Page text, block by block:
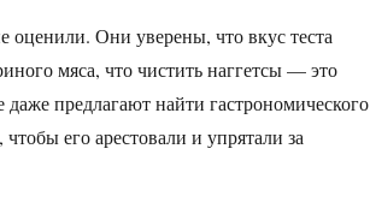
оценили. Они уверены, что вкус теста
мяса, что чистить наггетсы — это
предлагают найти гастрономического
его арестовали и упрятали за